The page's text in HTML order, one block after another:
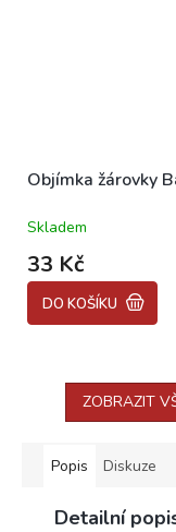
Objímka žárovky
Průměrné
hodnocení
produktu
je
5,0
Skladem
33 Kč
DO KOŠÍKU
ZOBRAZIT
Popis Diskuze
Detailní